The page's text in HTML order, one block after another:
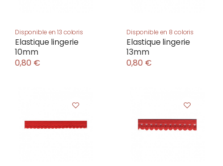
Disponible en 13 coloris
Elastique lingerie
10mm
0,80 €
Disponible en 8 coloris
Elastique lingerie
13mm
0,80 €